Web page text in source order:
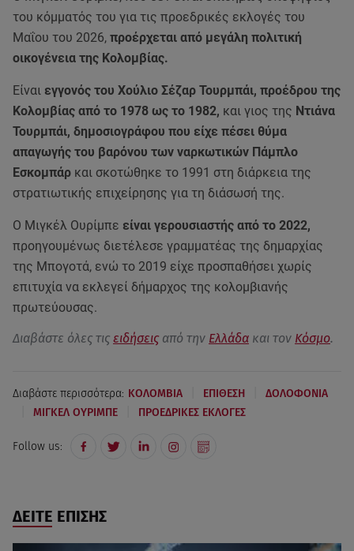
του κόμματός του για τις προεδρικές εκλογές του
Μαΐου του 2026, προέρχεται από μεγάλη πολιτική
οικογένεια της Κολομβίας.
Είναι εγγονός του Χούλιο Σέζαρ Τουρμπάι, προέδρου της
Κολομβίας από το 1978 ως το 1982, και γιος της Ντιάνα
Τουρμπάι, δημοσιογράφου που είχε πέσει θύμα
απαγωγής του βαρόνου των ναρκωτικών Πάμπλο
Εσκομπάρ και σκοτώθηκε το 1991 στη διάρκεια της
στρατιωτικής επιχείρησης για τη διάσωσή της.
Ο Μιγκέλ Ουρίμπε είναι γερουσιαστής από το 2022,
προηγουμένως διετέλεσε γραμματέας της δημαρχίας
της Μπογοτά, ενώ το 2019 είχε προσπαθήσει χωρίς
επιτυχία να εκλεγεί δήμαρχος της κολομβιανής
πρωτεύουσας.
Διαβάστε όλες τις ειδήσεις από την Ελλάδα και τον Κόσμο.
Διαβάστε περισσότερα: ΚΟΛΟΜΒΙΑ ΕΠΙΘΕΣΗ ΔΟΛΟΦΟΝΙΑ
ΜΙΓΚΕΛ ΟΥΡΙΜΠΕ ΠΡΟΕΔΡΙΚΕΣ ΕΚΛΟΓΕΣ
Follow us:
ΔΕΙΤΕ ΕΠΙΣΗΣ